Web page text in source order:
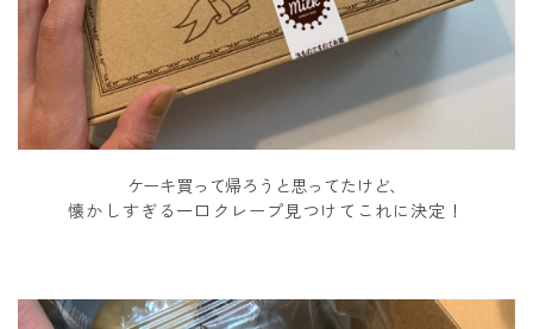
ケーキ買って帰ろうと思ってたけど、
懐かしすぎる一口クレープ見つけてこれに決定！